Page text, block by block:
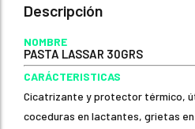
Descripción
NOMBRE
PASTA LASSAR 30GRS
CARÁCTERISTICAS
Cicatrizante y protector térmico,
coceduras en lactantes, grietas